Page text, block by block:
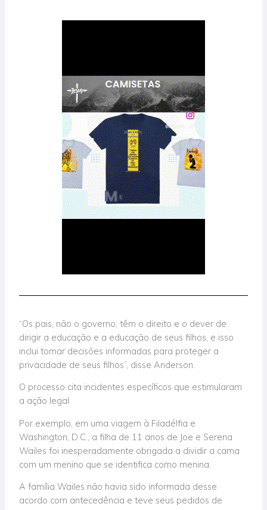
“Os pais, não o governo, têm o direito e o dever de
dirigir a educação e a educação de seus filhos, e isso
inclui tomar decisões informadas para proteger a
privacidade de seus filhos”, disse Anderson.
O processo cita incidentes específicos que estimularam
a ação legal.
Por exemplo, em uma viagem à Filadélfia e
Washington, D.C., a filha de 11 anos de Joe e Serena
Wailes foi inesperadamente obrigada a dividir a cama
com um menino que se identifica como menina.
A família Wailes não havia sido informada desse
acordo com antecedência e teve seus pedidos de